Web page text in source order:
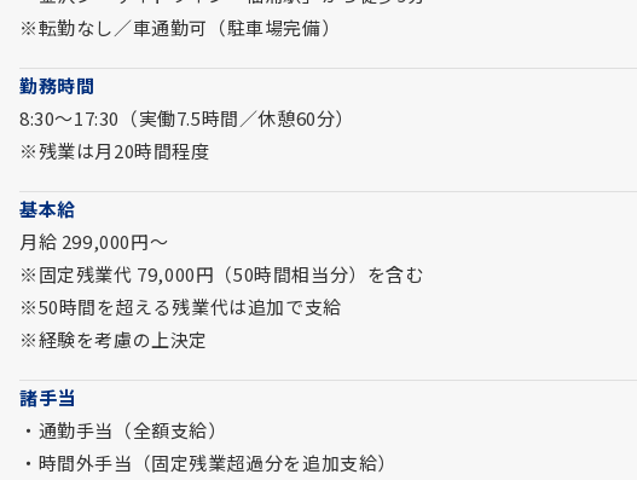
※転勤なし／車通勤可（駐車場完備）
勤務時間
8:30～17:30（実働7.5時間／休憩60分）
※残業は月20時間程度
基本給
月給 299,000円～
※固定残業代 79,000円（50時間相当分）を含む
※50時間を超える残業代は追加で支給
※経験を考慮の上決定
諸手当
・通勤手当（全額支給）
・時間外手当（固定残業超過分を追加支給）